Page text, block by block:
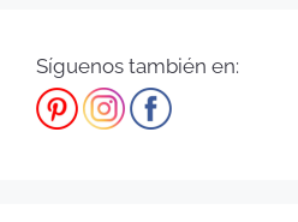
Síguenos también en: